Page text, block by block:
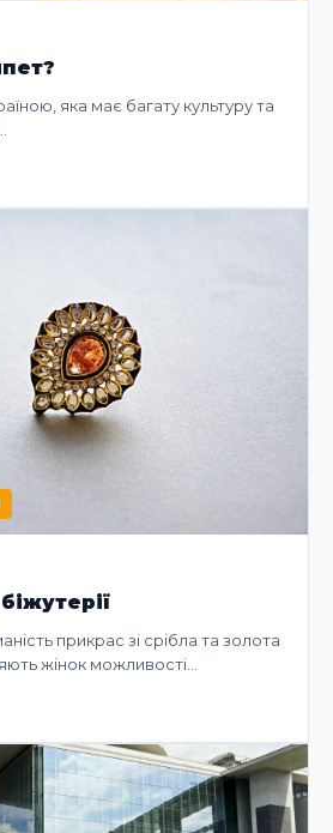
яка має багату культуру та
прикрас зі срібла та золота
жінок можливості…